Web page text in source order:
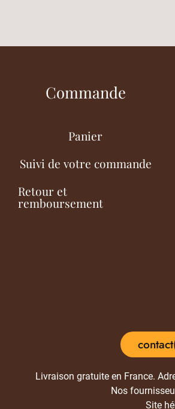
Commande
Panier
Suivi de votre commande
Retour et
remboursement
Livraison gratuite en France.
Nos
Site